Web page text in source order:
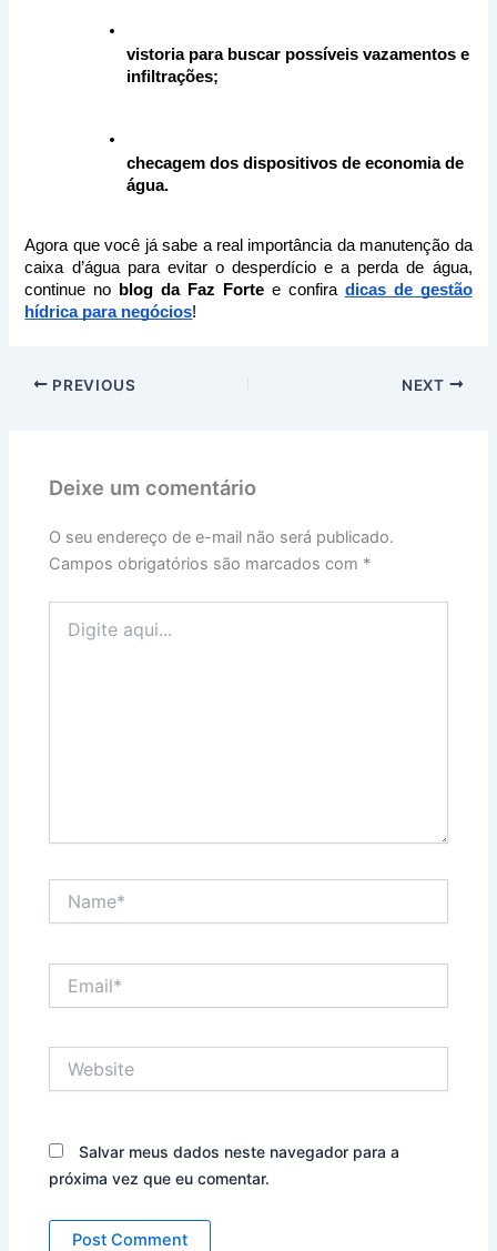
vistoria para buscar possíveis vazamentos e
infiltrações;
checagem dos dispositivos de economia de
água.
Agora que você já sabe a real importância da manutenção da
caixa d’água para evitar o desperdício e a perda de água,
continue no blog da Faz Forte e confira dicas de gestão
hídrica para negócios!
PREVIOUS NEXT
Deixe um comentário
O seu endereço de e-mail não será publicado.
Campos obrigatórios são marcados com *
aqui...
Salvar meus dados neste navegador para a
próxima vez que eu comentar.